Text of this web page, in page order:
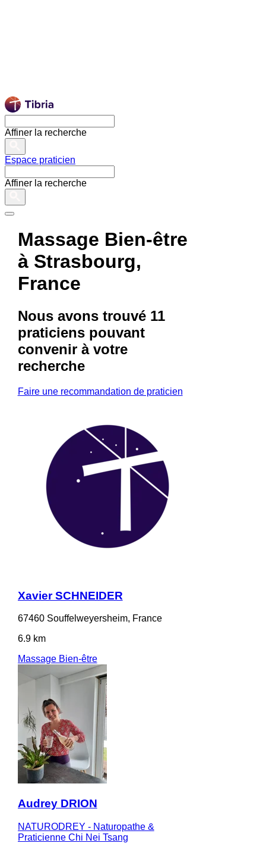
Affiner la recherche
Espace praticien
Affiner la recherche
Massage Bien-être
à Strasbourg,
France
Nous avons trouvé 11
praticienspouvant
convenir à votre
recherche
Faire une recommandation de praticien
Xavier SCHNEIDER
67460 Souffelweyersheim, France
6.9 km
Massage Bien-être
Audrey DRION
NATURODREY - Naturopathe &
Praticienne Chi Nei Tsang